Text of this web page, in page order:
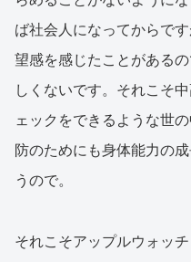
ば社会人になってからで
望感を感じたことがある
しくないです。それこそ
ェックをできるような世
防のためにも身体能力の
うので。
それこそアップルウォッ